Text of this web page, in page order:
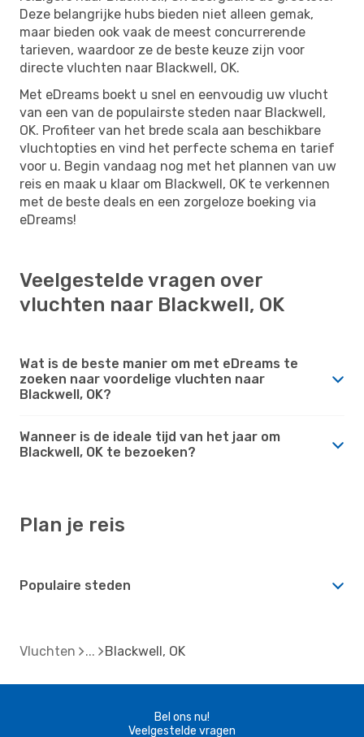
Deze belangrijke hubs bieden niet alleen gemak,
maar bieden ook vaak de meest concurrerende
tarieven, waardoor ze de beste keuze zijn voor
directe vluchten naar Blackwell, OK.
Met eDreams boekt u snel en eenvoudig uw vlucht
van een van de populairste steden naar Blackwell,
OK. Profiteer van het brede scala aan beschikbare
vluchtopties en vind het perfecte schema en tarief
voor u. Begin vandaag nog met het plannen van uw
reis en maak u klaar om Blackwell, OK te verkennen
met de beste deals en een zorgeloze boeking via
eDreams!
Veelgestelde vragen over
vluchten naar Blackwell, OK
Wat is de beste manier om met eDreams te
zoeken naar voordelige vluchten naar
Blackwell, OK?
Wanneer is de ideale tijd van het jaar om
Blackwell, OK te bezoeken?
Plan je reis
Populaire steden
Vluchten Blackwell, OK
Bel ons nu!
Veelgestelde vragen